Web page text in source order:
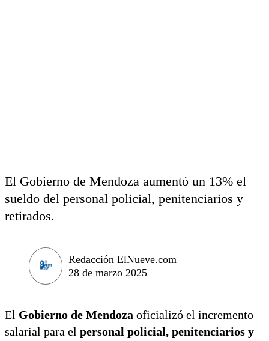
El Gobierno de Mendoza aumentó un 13% el
sueldo del personal policial, penitenciarios y
retirados.
Redacción ElNueve.com
28 de marzo 2025
El Gobierno de Mendoza oficializó el incremento
salarial para el personal policial, penitenciarios y